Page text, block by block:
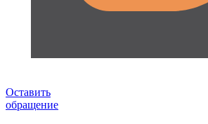
Оставить
обращение